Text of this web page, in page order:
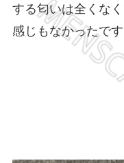
する匂いは全くな
感じもなかったです